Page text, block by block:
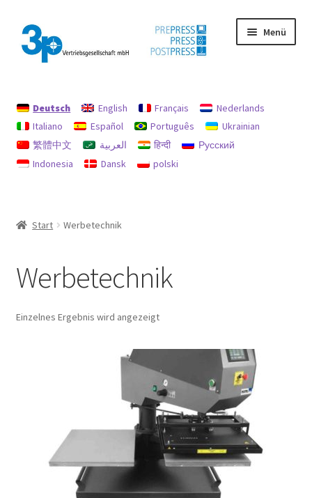
Zur
Navigation
springen
Zum
Inhalt
springen
Menü
Datenschutz
Gebrauchtmaschinen
Deutsch English Français
Nederlands
Italiano
Español Português
Ukrainian
繁體中文
العربية हिन्दी
Русский
Indonesia
Dansk polski
Start Werbetechnik
Werbetechnik
Einzelnes Ergebnis wird angezeigt